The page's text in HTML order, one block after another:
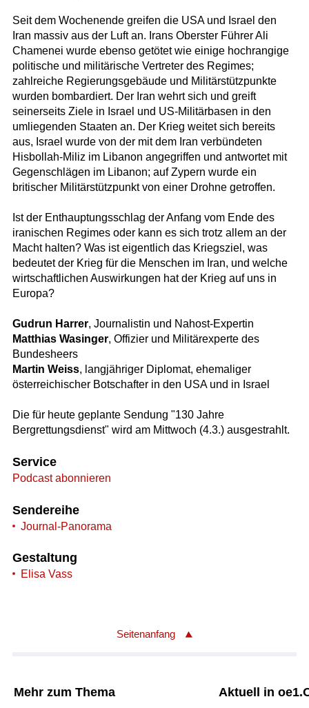
Seit dem Wochenende greifen die USA und Israel den
Iran massiv aus der Luft an. Irans Oberster Führer Ali
Chamenei wurde ebenso getötet wie einige hochrangige
politische und militärische Vertreter des Regimes;
zahlreiche Regierungsgebäude und Militärstützpunkte
wurden bombardiert. Der Iran wehrt sich und greift
seinerseits Ziele in Israel und US-Militärbasen in den
umliegenden Staaten an. Der Krieg weitet sich bereits
aus, Israel wurde von der mit dem Iran verbündeten
Hisbollah-Miliz im Libanon angegriffen und antwortet mit
Gegenschlägen im Libanon; auf Zypern wurde ein
britischer Militärstützpunkt von einer Drohne getroffen.
Ist der Enthauptungsschlag der Anfang vom Ende des
iranischen Regimes oder kann es sich trotz allem an der
Macht halten? Was ist eigentlich das Kriegsziel, was
bedeutet der Krieg für die Menschen im Iran, und welche
wirtschaftlichen Auswirkungen hat der Krieg auf uns in
Europa?
Gudrun Harrer, Journalistin und Nahost-Expertin
Matthias Wasinger, Offizier und Militärexperte des
Bundesheers
Martin Weiss, langjähriger Diplomat, ehemaliger
österreichischer Botschafter in den USA und in Israel
Die für heute geplante Sendung "130 Jahre
Bergrettungsdienst" wird am Mittwoch (4.3.) ausgestrahlt.
Service
Podcast abonnieren
Sendereihe
Journal-Panorama
Gestaltung
Elisa Vass
Seitenanfang
Mehr zum Thema Aktuell in